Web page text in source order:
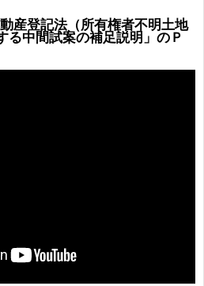
産登記法（所有権者不明土地
る中間試案の補足説明」のＰ